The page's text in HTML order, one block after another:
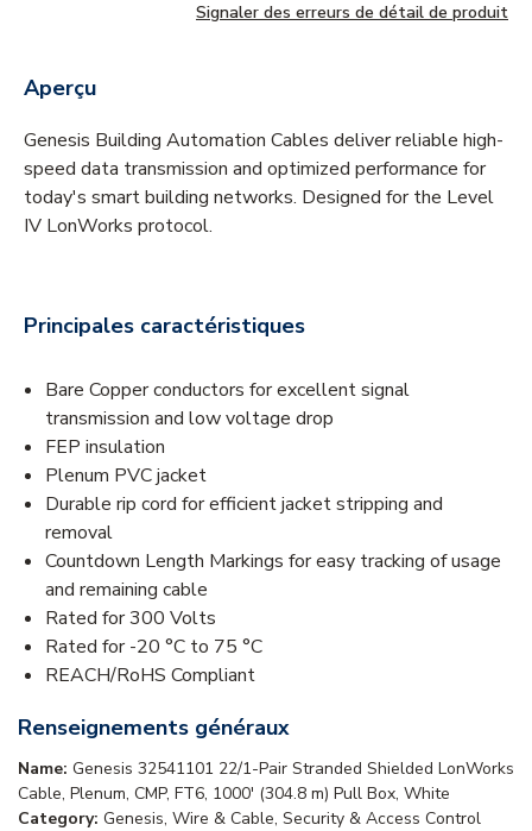
Signaler des erreurs de détail de produit
Aperçu
Genesis Building Automation Cables deliver reliable high-
speed data transmission and optimized performance for
today's smart building networks. Designed for the Level
IV LonWorks protocol.
Principales caractéristiques
Bare Copper conductors for excellent signal
transmission and low voltage drop
FEP insulation
Plenum PVC jacket
Durable rip cord for efficient jacket stripping and
removal
Countdown Length Markings for easy tracking of usage
and remaining cable
Rated for 300 Volts
Rated for -20 °C to 75 °C
REACH/RoHS Compliant
Renseignements généraux
Name: Genesis 32541101 22/1-Pair Stranded Shielded LonWorks
Cable, Plenum, CMP, FT6, 1000' (304.8 m) Pull Box, White
Category: Genesis, Wire & Cable, Security & Access Control